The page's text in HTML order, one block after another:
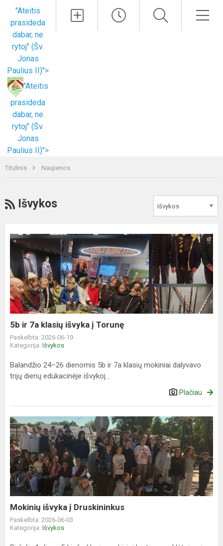
"Ateitis
prasideda
dabar, ne
rytoj" (Šv.
Jonas
Paulius II)">
"Ateitis
prasideda
dabar, ne
rytoj" (Šv.
Jonas
Paulius II)">
Titulinis Naujienos
RSS
Išvykos
5b
klasių
išvyka
į
Torunę
5b ir 7a klasių išvyka į Torunę
Paskelbta: 2026-06-19
Kategorija: Išvykos
Balandžio 24–26 dienomis 5b ir 7a klasių mokiniai dalyvavo
trijų dienų edukacinėje išvykoj...
Plačiau
Mokinių
išvyka
į
Druskininkus
Mokinių išvyka į Druskininkus
Paskelbta: 2026-06-03
Kategorija: Išvykos